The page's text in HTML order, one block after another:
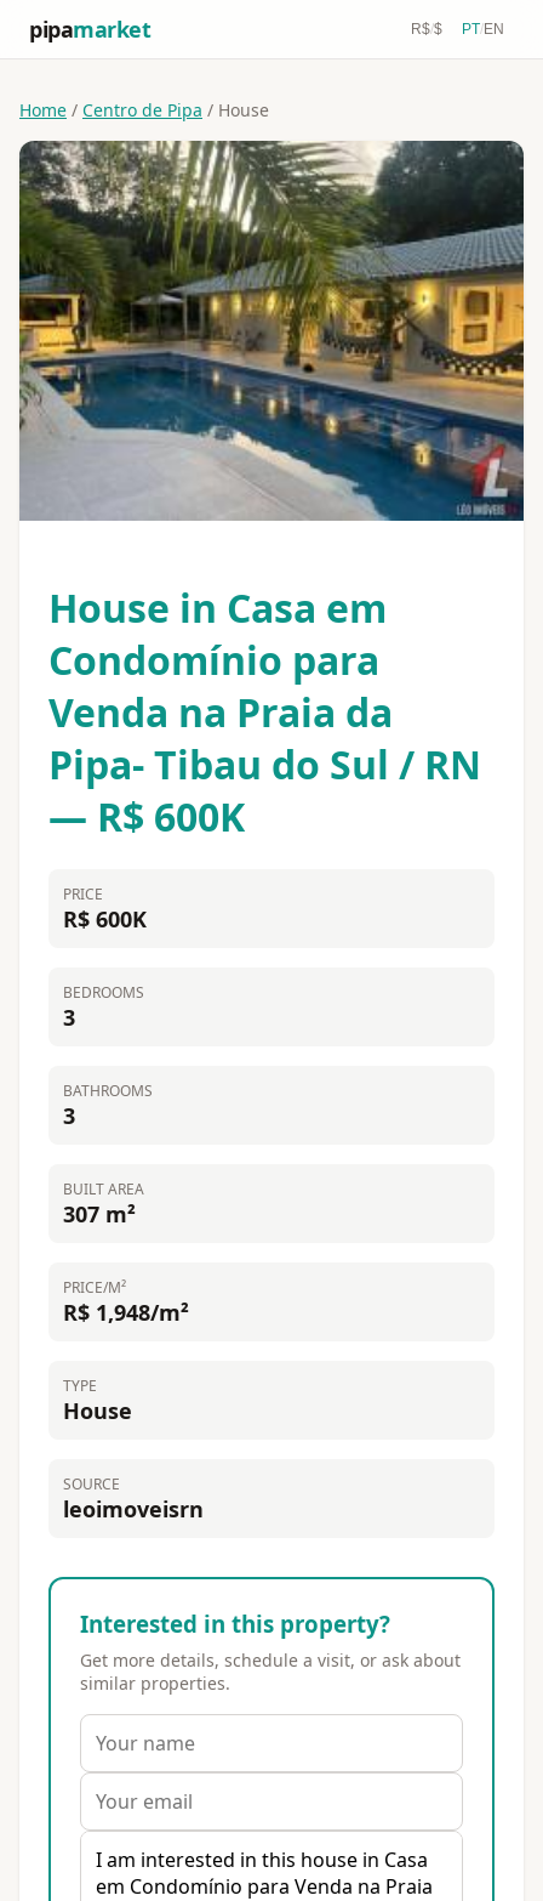
pipamarket R$/$ PT/EN
Home / Centro de Pipa / House
House in Casa em
Condomínio para
Venda na Praia da
Pipa- Tibau do Sul / RN
— R$ 600K
PRICE
R$ 600K
BEDROOMS
3
BATHROOMS
3
BUILT AREA
307 m²
PRICE/M²
R$ 1,948/m²
TYPE
House
SOURCE
leoimoveisrn
Interested in this property?
Get more details, schedule a visit, or ask about
similar properties.